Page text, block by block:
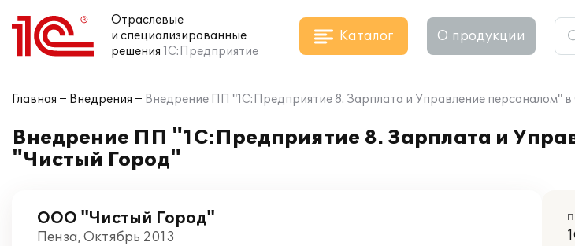
Отраслевые
и специализированные
решения 1С:Предприятие
Каталог О продукции
Главная Внедрения Внедрение ПП "1С:Предприятие 8. Зарплата и Управление персоналом"
Внедрение ПП "1С:Предприятие 8. Зарплата и
"Чистый Город"
ООО "Чистый Город"
Пенза, Октябрь 2013